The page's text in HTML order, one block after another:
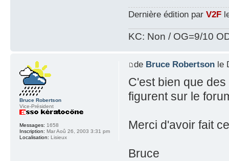
Dernière édition par V2F
KC: Non / OG=9/10
de Bruce Robertsonle
C'est bien que
figurent sur le
Merci d'avoir fait
Bruce
Bruce Robertson
Vice-Président
Messages: 1658
Inscription: Mar Aoû 26, 2003 3:31 pm
Localisation: Lisieux